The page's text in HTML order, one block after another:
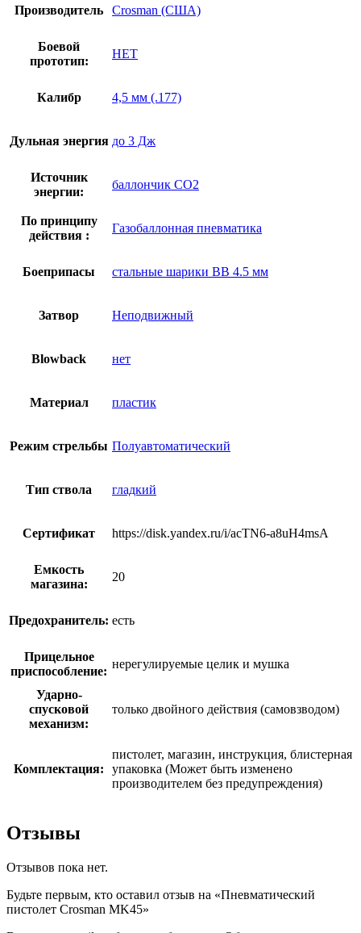
Производитель Crosman (США)
Боевой
прототип:
НЕТ
Калибр 4,5 мм (.177)
Дульная энергия до 3 Дж
Источник
энергии:
баллончик CO2
По принципу
действия :
Газобаллонная пневматика
Боеприпасы стальные шарики BB 4.5 мм
Затвор Неподвижный
Blowback нет
Материал пластик
Режим стрельбы Полуавтоматический
Тип ствола гладкий
Сертификат https://disk.yandex.ru/i/acTN6-a8uH4msA
Емкость
магазина:
20
Предохранитель: есть
Прицельное
приспособление:
нерегулируемые целик и мушка
Ударно-
спусковой
механизм:
только двойного действия (самовзводом)
Комплектация:
пистолет, магазин, инструкция, блистерная
упаковка (Может быть изменено
производителем без предупреждения)
Отзывы
Отзывов пока нет.
Будьте первым, кто оставил отзыв на «Пневматический
пистолет Crosman MK45»